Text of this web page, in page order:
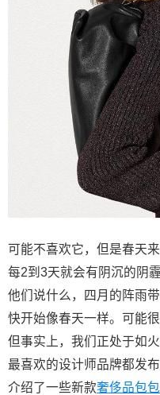
可能不喜欢它，但是春天
每2到3天就会有阴沉的阴
他们说什么，四月的阵雨
快开始像春天一样。可能
但事实上，我们正处于如
最喜欢的设计师品牌都发
介绍了一些新款奢侈品包包